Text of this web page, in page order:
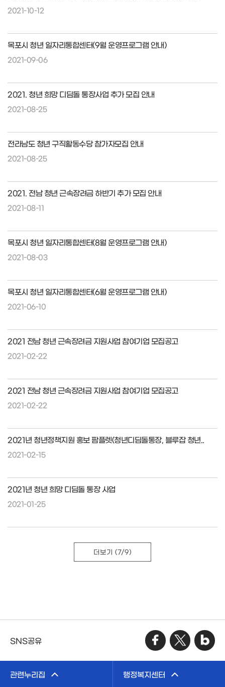
2021-10-12
목포시 청년 일자리통합센터(9월 운영프로그램 안내)
2021-09-06
2021. 청년 희망 디딤돌 통장사업 추가 모집 안내
2021-08-25
전라남도 청년 구직활동수당 참가자모집 안내
2021-08-25
2021. 전남 청년 근속장려금 하반기 추가 모집 안내
2021-08-11
목포시 청년 일자리통합센터(8월 운영프로그램 안내)
2021-08-03
목포시 청년 일자리통합센터(6월 운영프로그램 안내)
2021-06-10
2021 전남 청년 근속장려금 지원사업 참여기업 모집공고
2021-02-22
2021 전남 청년 근속장려금 지원사업 참여기업 모집공고
2021-02-22
2021년 청년정책지원 홍보 팜플렛(청년디딤돌통장, 블루잡 청년..
2021-02-15
2021년 청년 희망 디딤돌 통장 사업
2021-01-25
더보기 (7/9)
SNS공유
관련누리집 행정복지센터